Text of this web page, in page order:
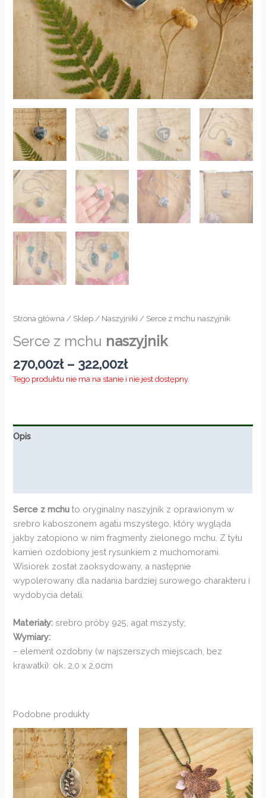
Strona główna / Sklep / Naszyjniki / Serce z mchu naszyjnik
Serce z mchu naszyjnik
270,00zł – 322,00złZakres
cen:
Tego produktu nie ma na stanie i nie jest dostępny.
Opis
Serce z mchu to oryginalny naszyjnik z oprawionym w
srebro kaboszonem agatu mszystego, który wygląda
jakby zatopiono w nim fragmenty zielonego mchu. Z tyłu
kamień ozdobiony jest rysunkiem z muchomorami.
Wisiorek został zaoksydowany, a następnie
wypolerowany dla nadania bardziej surowego charakteru i
wydobycia detali.
Materiały: srebro próby 925, agat mszysty;
Wymiary:
– element ozdobny (w najszerszych miejscach, bez
krawatki): ok. 2,0 x 2,0cm
Podobne produkty